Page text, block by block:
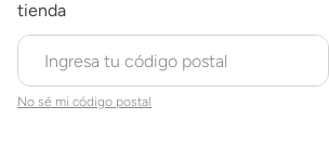
No sé mi código postal